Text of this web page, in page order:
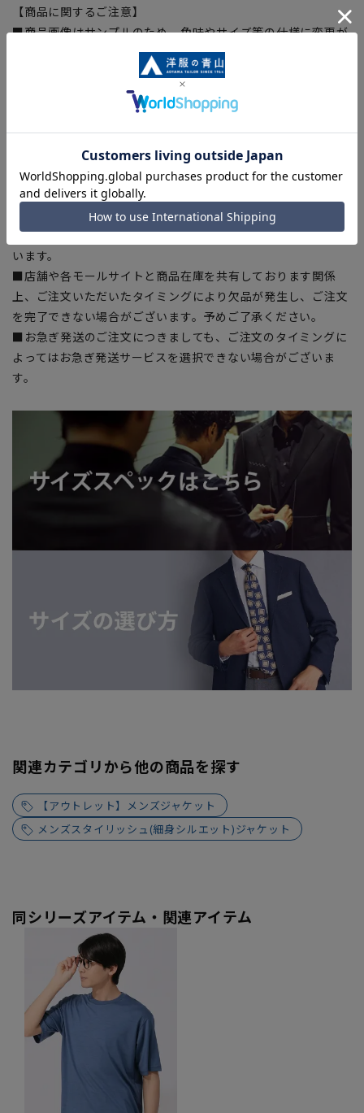
【商品に関するご注意】
■商品画像はサンプルのため、色味やサイズ等の仕様に変更が
ある場合がございますので、予めご了承ください。
■ゆとり感には個人差があります。サイズ表を確認の上、ご購
入の目安としてご利用ください。
■生地や仕様・デザインにより、着用感や実際のサイズ表に若
干の誤差が生じる場合がございます。予めご了承ください。
■サイズスペックは仕上がりサイズを記載しております。一
部、商品現物におすすめサイズ(ヌードサイズ)を記載している
商品もございます。
■ブラウザやお使いのモニター環境、また撮影時の室内外の光
加減により、実際の商品と掲載画像の色味が異なる場合がござ
います。
■店舗や各モールサイトと商品在庫を共有しております関係
上、ご注文いただいたタイミングにより欠品が発生し、ご注文
を完了できない場合がございます。予めご了承ください。
■お急ぎ発送のご注文につきましても、ご注文のタイミングに
よってはお急ぎ発送サービスを選択できない場合がございま
す。
関連カテゴリから他の商品を探す
【アウトレット】メンズジャケット
メンズスタイリッシュ(細身シルエット)ジャケット
同シリーズアイテム・関連アイテム